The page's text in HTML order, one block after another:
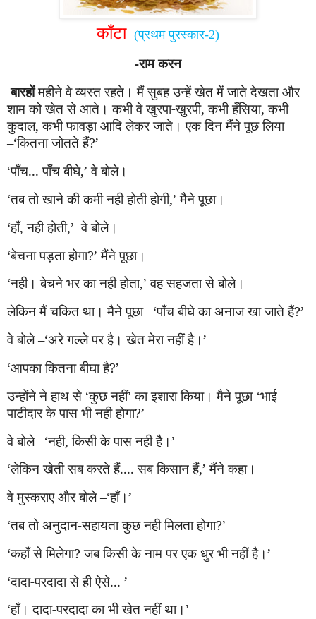
काँटा (प्रथम पुरस्कार-2)
-राम करन
बारहोंमहीने वे व्यस्त रहते। मैं सुबह उन्हें खेत में जाते देखता और
शाम को खेत से आते। कभी वे खुरपा-खुरपी,कभीहँसिया,कभी
कुदाल,कभी फावड़ा आदि लेकर जाते। एक दिनमैंने पूछ लिया
–‘कितना जोतते हैं?’
‘पाँच...पाँच बीघे,’वे बोले।
‘तब तो खाने की कमी नही होती होगी,’मैने पूछा।
‘हाँ,नही होती,’ वे बोले।
‘बेचना पड़ता होगा?’मैंने पूछा।
‘नही। बेचने भर का नही होता,’वह सहजता से बोले।
लेकिन मैं चकित था। मैने पूछा –‘पाँच बीघे का अनाज खा जाते हैं?’
वे बोले –‘अरे गल्ले पर है। खेत मेरा नहींहै।’
‘आपका कितना बीघा है?’
उन्होंने ने हाथ से ‘कुछ नहीं’ का इशारा किया। मैने पूछा-‘भाई-
पाटीदार के पास भी नही होगा?’
वे बोले –‘नही,किसी के पास नही है।’
‘लेकिन खेती सब करते हैं.... सब किसान हैं,’ मैंने कहा।
वे मुस्कराए और बोले –‘हाँ।’
‘तब तो अनुदान-सहायता कुछ नही मिलता होगा?’
‘कहाँ से मिलेगा?जब किसी के नाम पर एक धुर भी नहींहै।’
‘दादा-परदादा से ही ऐसे... ’
‘हाँ। दादा-परदादा का भी खेत नहींथा।’